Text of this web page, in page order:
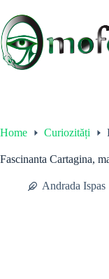
content
Home Curiozități
Fascinanta Cartagina,
Andrada Ispas